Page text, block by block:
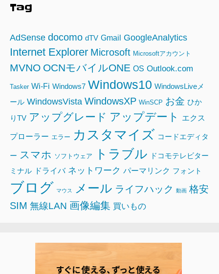
Tag
AdSense docomo dTV Gmail GoogleAnalytics
Internet Explorer Microsoft Microsoftアカウント
MVNO OCNモバイルONE OS Outlook.com
Tasker Wi-Fi Windows7 Windows10 WindowsLiveメ
ール WindowsVista WindowsXP WinSCP お金 ひか
りTV アップグレード アップデート エクス
プローラー エラー カスタマイズ コードエディタ
ー スマホ ソフトウェア トラブル
ドコモテレビター
ミナル
ドライバ ネットワーク パーマリンク フォント
ブログ マウス メール ライフハック 動画 格安
SIM 無線LAN 画像編集 買いもの